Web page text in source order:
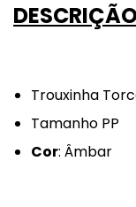
Trouxinha
Tamanho PP
Cor: Âmbar